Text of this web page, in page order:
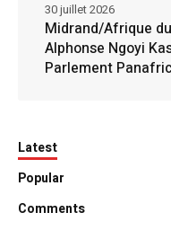
Midrand/Afrique
Alphonse Ngoyi
Parlement
30 juillet 2026
Latest
Popular
Comments